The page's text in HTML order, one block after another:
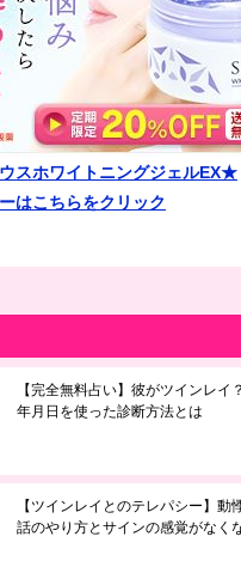
スホワイトニングジェルEX★
はこちらをクリック
【完全無料占い】彼がツインレイ
年月日を使った診断方法とは
【ツインレイとのテレパシー】動
話のやり方とサインの感覚がなく